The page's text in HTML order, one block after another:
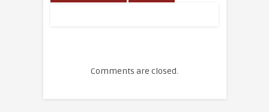
Comments are closed.